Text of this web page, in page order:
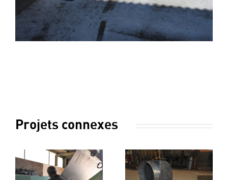
Projets connexes
Pièce
Pièce